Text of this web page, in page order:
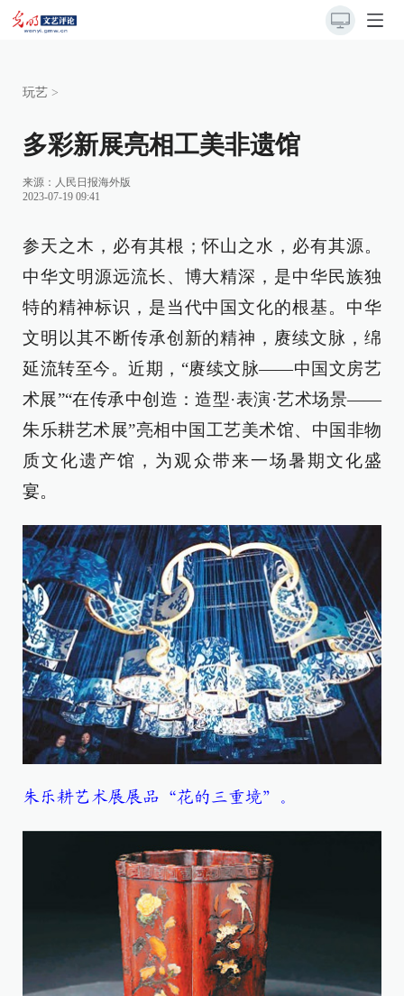
玩艺 >
多彩新展亮相工美非遗馆
来源： 人民日报海外版
2023-07-19 09:41
参天之木，必有其根；怀山之水，必有其源。
中华文明源远流长、博大精深，是中华民族独
特的精神标识，是当代中国文化的根基。中华
文明以其不断传承创新的精神，赓续文脉，绵
延流转至今。近期，“赓续文脉——中国文房艺
术展”“在传承中创造：造型·表演·艺术场景——
朱乐耕艺术展”亮相中国工艺美术馆、中国非物
质文化遗产馆，为观众带来一场暑期文化盛
宴。
朱乐耕艺术展展品“花的三重境”。